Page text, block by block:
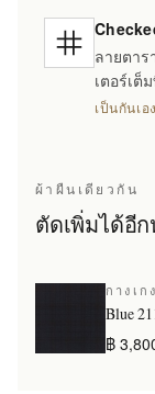
ลายตาร
เตอร์เ
เป็นกันเ
ผ้าผืนเดียวกัน
ตัดเพิ่มได้อี
กางเก
Blue
฿